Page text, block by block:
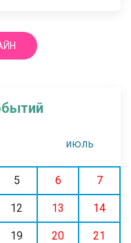
июль
5 6 7
12 13 14
19 20 21